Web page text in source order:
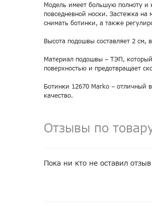
Модель имеет большую полноту и
повседневной носки. Застежка
снимать ботинки, а также
Высота подошвы составляет 2 см,
Материал подошвы – ТЭП,
поверхностью и предотвращает
Ботинки 12670 Marko – отличный
качество.
Отзывы по
Пока ни кто не оставил